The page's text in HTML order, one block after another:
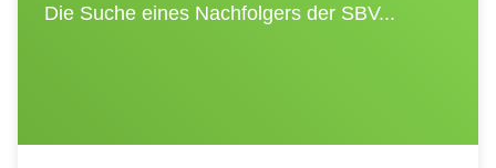
Die Suche eines Nachfolgers der SBV...